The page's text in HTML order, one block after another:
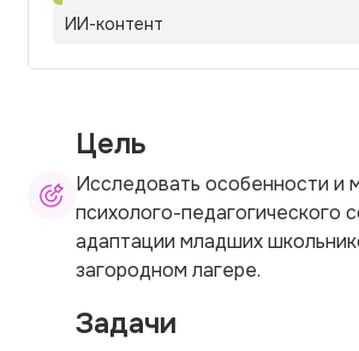
ИИ-контент
Цель
Исследовать особенности и
психолого-педагогического
адаптации младших
загородном лагере.
Задачи